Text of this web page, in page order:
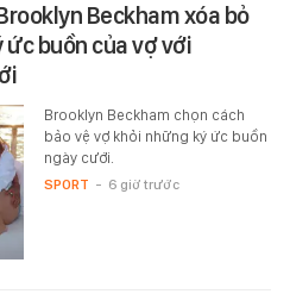
Beckham xóa bỏ
ức buồn của vợ với
Brooklyn Beckham chọn cách
bảo vệ vợ khỏi những ký ức buồn
ngày cưới.
SPORT - 6 giờ trước